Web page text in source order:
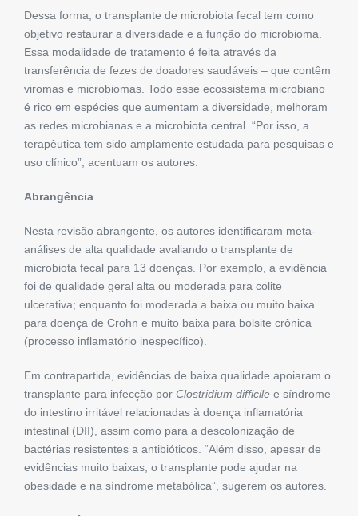
Dessa forma, o transplante de microbiota fecal tem como
objetivo restaurar a diversidade e a função do microbioma.
Essa modalidade de tratamento é feita através da
transferência de fezes de doadores saudáveis – que contêm
viromas e microbiomas. Todo esse ecossistema microbiano
é rico em espécies que aumentam a diversidade, melhoram
as redes microbianas e a microbiota central. “Por isso, a
terapêutica tem sido amplamente estudada para pesquisas e
uso clínico”, acentuam os autores.
Abrangência
Nesta revisão abrangente, os autores identificaram meta-
análises de alta qualidade avaliando o transplante de
microbiota fecal para 13 doenças. Por exemplo, a evidência
foi de qualidade geral alta ou moderada para colite
ulcerativa; enquanto foi moderada a baixa ou muito baixa
para doença de Crohn e muito baixa para bolsite crônica
(processo inflamatório inespecífico).
Em contrapartida, evidências de baixa qualidade apoiaram o
transplante para infecção por Clostridium difficile e síndrome
do intestino irritável relacionadas à doença inflamatória
intestinal (DII), assim como para a descolonização de
bactérias resistentes a antibióticos. “Além disso, apesar de
evidências muito baixas, o transplante pode ajudar na
obesidade e na síndrome metabólica”, sugerem os autores.